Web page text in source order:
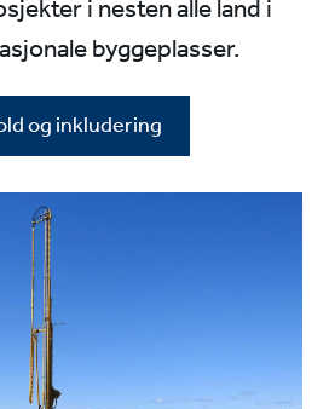
i nesten alle land i
byggeplasser.
og inkludering